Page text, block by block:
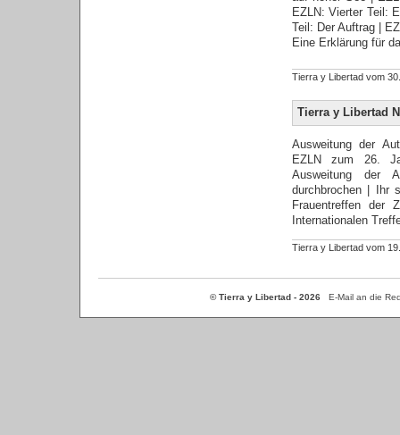
EZLN: Vierter Teil:
Teil: Der Auftrag |
Eine Erklärung für
Tierra y Libertad vom
Tierra y Libertad
Ausweitung der
EZLN zum 26.
Ausweitung der
durchbrochen | Ihr
Frauentreffen der
Internationalen
Tierra y Libertad vom
© Tierra y Libertad - 2026 E-Mail an die